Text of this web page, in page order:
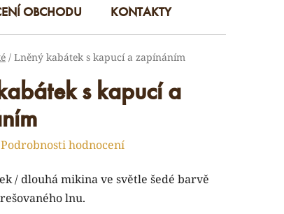
KOŠÍK
OBCHODU KONTAKTY
/ Lněný kabátek s kapucí a zapínáním
s kapucí a
Podrobnosti hodnocení
/ dlouhá mikina ve světle šedé barvě
lnu.